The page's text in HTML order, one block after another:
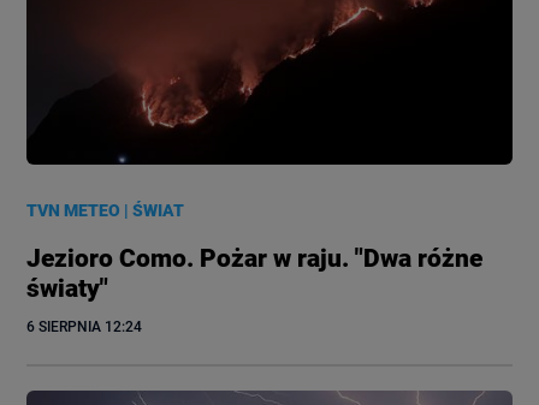
TVN METEO |ŚWIAT
Jezioro Como. Pożar w raju. "Dwa różne
światy"
6 SIERPNIA 12:24